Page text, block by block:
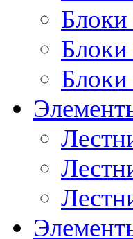
Блоки
Блоки
Блоки